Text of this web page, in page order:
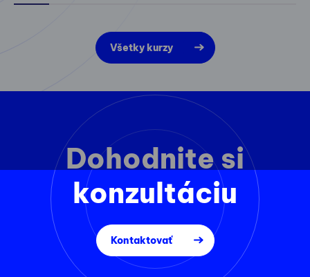
Všetky kurzy
Dohodnite si
konzultáciu
Kontaktovať